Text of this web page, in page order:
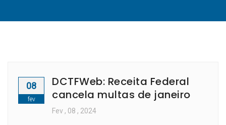
08
fev
DCTFWeb: Receita Federal
cancela multas de janeiro
Fev , 08 , 2024